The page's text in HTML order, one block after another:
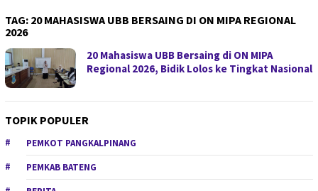
TAG: 20 MAHASISWA UBB BERSAING DI ON MIPA REGIONAL
2026
20 Mahasiswa UBB Bersaing di ON MIPA
Regional 2026, Bidik Lolos ke Tingkat Nasional
TOPIK POPULER
PEMKOT PANGKALPINANG
PEMKAB BATENG